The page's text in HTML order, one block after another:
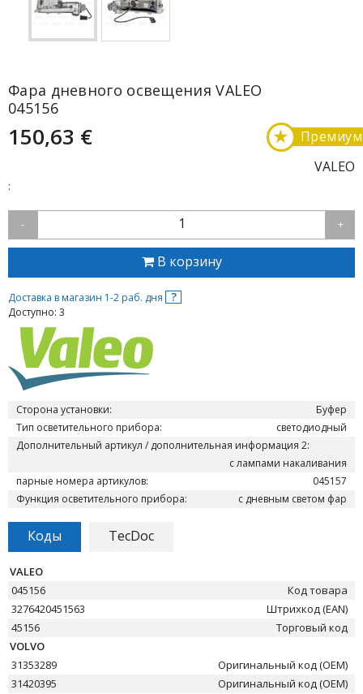
Фара дневного освещения VALEO
045156
150,63 € Премиум
★
VALEO
:
- 1 +
В корзину
Доставка в магазин 1-2 раб. дня ?
Доступно: 3
Сторона установки:
Буфер
Тип осветительного прибора:
светодиодный
Дополнительный артикул / дополнительная информация 2:
с лампами накаливания
парные номера артикулов:
045157
Функция осветительного прибора:
с дневным светом фар
Коды TecDoc
VALEO
045156
Код товара
3276420451563
Штрихкод (EAN)
45156
Торговый код
VOLVO
31353289
Оригинальный код (OEM)
31420395
Оригинальный код (OEM)